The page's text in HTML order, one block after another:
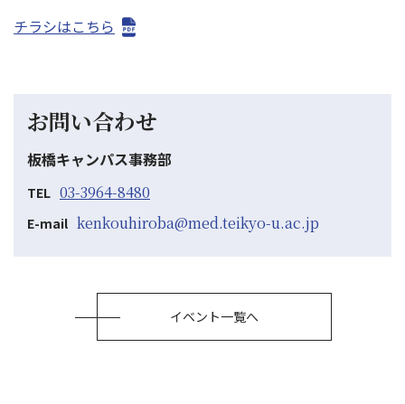
チラシはこちら
お問い合わせ
板橋キャンパス事務部
TEL 03-3964-8480
E-mail kenkouhiroba@med.teikyo-u.ac.jp
イベント一覧へ